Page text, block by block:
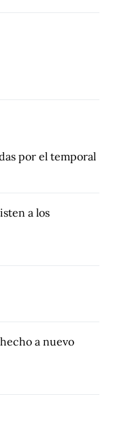
por el temporal
a los
a nuevo